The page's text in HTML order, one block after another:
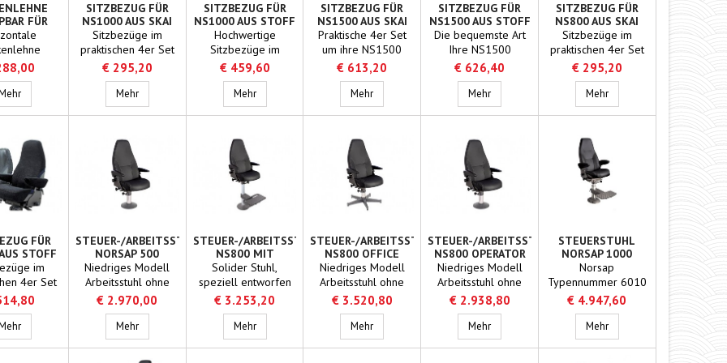
FÜR
BIG
Rückenlehne klappbar für NS1500 BIG
SITZBEZUG FÜR
NS1000 AUS SKAI
Sitzbezüge im
praktischen 4er Set
aus bequemen Skai
hergestellt
€ 295,20
MehrSitzbezug für NS1000 aus Skai
SITZBEZUG FÜR
NS1000 AUS STOFF
Hochwertige
Sitzbezüge im
praktischen 4er Set!
Hergestellt aus Stoff
für bequemen
Komfort!
€ 459,60
MehrSitzbezug für NS1000 aus Stoff
SITZBEZUG FÜR
NS1500 AUS SKAI
Praktische 4er Set
um ihre NS1500
Steuerstühle auf
bequeme Art zu
schützen
€ 613,20
MehrSitzbezug für NS1500 aus Skai
SITZBEZUG FÜR
NS1500 AUS STOFF
Die bequemste Art
Ihre NS1500
schützend zu
beziehen, aus
hochwertigen Stoff
€ 626,40
MehrSitzbezug für NS1500 aus Stoff
SITZBEZUG FÜR
NS800 AUS SKAI
Sitzbezüge im
praktischen 4er Set
Das Material Skai
sorgt für puren
Komfort
€ 295,20
MehrSitzbezug für NS800 aus
FÜR
STOFF
im
4er Set
maximalen
Sitzbezug für NS800 aus Stoff
STEUER-/ARBEITSSTUHL
NORSAP 500
OPERATOR
Niedriges Modell
Arbeitsstuhl ohne
Fußstütze!Solider
Stuhl mit vielen
Einstellungsmöglichkeiten,
speziell entworfen
€ 2.970,00
MehrSteuer-/Arbeitsstuhl Norsap 500 Operator
STEUER-/ARBEITSSTUHL
NS800 MIT
EINKLAPPBARER
FUSSSTÜTZE
Solider Stuhl,
speziell entworfen
für die
Seefahrt.Viele
EinstellungsmöglichkeitenStandardgemäß
mit einem
€ 3.253,20
MehrSteuer-/Arbeitsstuhl NS800 mit einklappbarer Fußstütze
STEUER-/ARBEITSSTUHL
NS800 OFFICE
Niedriges Modell
Arbeitsstuhl ohne
Fußstütze!Solider
Stuhl mit vielen
Einstellungsmöglichkeiten,
speziell entworfen
€ 3.520,80
MehrSteuer-/Arbeitsstuhl NS800 office
STEUER-/ARBEITSSTUHL
NS800 OPERATOR
MIT FLANSCHFUSS
Niedriges Modell
Arbeitsstuhl ohne
Fußstütze!Solider
Stuhl mit vielen
Einstellungsmöglichkeiten,
speziell entworfen
€ 2.938,80
MehrSteuer-/Arbeitsstuhl NS800 Operator mit Flanschfuß
STEUERSTUHL
NORSAP 1000
BASE-
FLANSCHFUSS
Norsap
Typennummer 6010
Material Leder Farbe
schwarz Sitzhöhe
Gasfeder, einstellbar:
69 / 90 cm
€ 4.947,60
MehrSteuerstuhl Norsap 1000